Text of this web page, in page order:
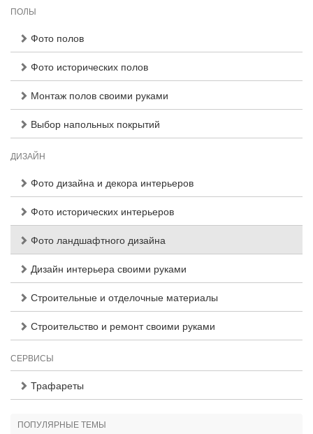
ПОЛЫ
Фото полов
Фото исторических полов
Монтаж полов своими руками
Выбор напольных покрытий
ДИЗАЙН
Фото дизайна и декора интерьеров
Фото исторических интерьеров
Фото ландшафтного дизайна
Дизайн интерьера своими руками
Строительные и отделочные материалы
Строительство и ремонт своими руками
СЕРВИСЫ
Трафареты
ПОПУЛЯРНЫЕ ТЕМЫ